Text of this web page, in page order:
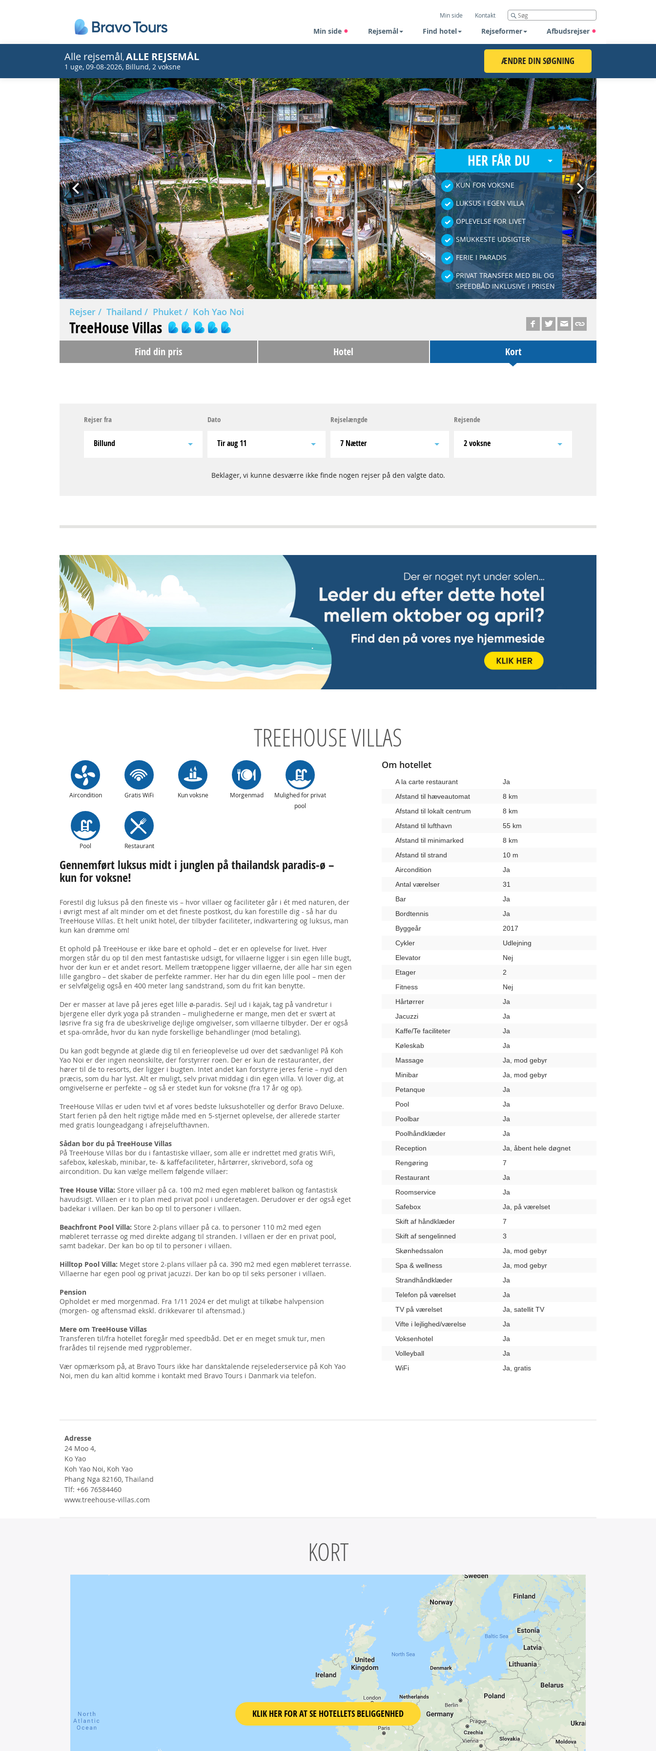
Min side Kontakt
Min side Rejsemål Find hotel Rejseformer Afbudsrejser
Alle rejsemål, ALLE REJSEMÅL
1 uge, 09-08-2026, Billund, 2 voksne ÆNDRE DIN SØGNING
HER FÅR DU
KUN FOR VOKSNE
LUKSUS I EGEN VILLA
OPLEVELSE FOR LIVET
SMUKKESTE UDSIGTER
FERIE I PARADIS
PRIVAT TRANSFER MED BIL OG
SPEEDBÅD INKLUSIVE I PRISEN
Prev Next
Rejser Thailand Phuket Koh Yao Noi
TreeHouse Villas
Find din pris Hotel Kort
Rejser fra
Billund
Dato
tir aug 11
Rejselængde
7 Nætter
Rejsende
2 voksne
Beklager, vi kunne desværre ikke finde nogen rejser på den valgte dato.
TREEHOUSE VILLAS
Aircondition Gratis WiFi Kun voksne Morgenmad
Mulighed for privat
pool
Pool Restaurant
Gennemført luksus midt i junglen på thailandsk paradis-ø –
kun for voksne!
Forestil dig luksus på den fineste vis – hvor villaer og faciliteter går i ét med naturen, der
i øvrigt mest af alt minder om et det fineste postkost, du kan forestille dig - så har du
TreeHouse Villas. Et helt unikt hotel, der tilbyder faciliteter, indkvartering og luksus, man
kun kan drømme om!
Et ophold på TreeHouse er ikke bare et ophold – det er en oplevelse for livet. Hver
morgen står du op til den mest fantastiske udsigt, for villaerne ligger i sin egen lille bugt,
hvor der kun er et andet resort. Mellem trætoppene ligger villaerne, der alle har sin egen
lille gangbro – det skaber de perfekte rammer. Her har du din egen lille pool – men der
er selvfølgelig også en 400 meter lang sandstrand, som du frit kan benytte.
Der er masser at lave på jeres eget lille ø-paradis. Sejl ud i kajak, tag på vandretur i
bjergene eller dyrk yoga på stranden – mulighederne er mange, men det er svært at
løsrive fra sig fra de ubeskrivelige dejlige omgivelser, som villaerne tilbyder. Der er også
et spa-område, hvor du kan nyde forskellige behandlinger (mod betaling).
Du kan godt begynde at glæde dig til en ferieoplevelse ud over det sædvanlige! På Koh
Yao Noi er der ingen neonskilte, der forstyrrer roen. Der er kun de restauranter, der
hører til de to resorts, der ligger i bugten. Intet andet kan forstyrre jeres ferie – nyd den
præcis, som du har lyst. Alt er muligt, selv privat middag i din egen villa. Vi lover dig, at
omgivelserne er perfekte – og så er stedet kun for voksne (fra 17 år og op).
TreeHouse Villas er uden tvivl et af vores bedste luksushoteller og derfor Bravo Deluxe.
Start ferien på den helt rigtige måde med en 5-stjernet oplevelse, der allerede starter
med gratis loungeadgang i afrejselufthavnen.
Sådan bor du på TreeHouse Villas
På TreeHouse Villas bor du i fantastiske villaer, som alle er indrettet med gratis WiFi,
safebox, køleskab, minibar, te- & kaffefaciliteter, hårtørrer, skrivebord, sofa og
aircondition. Du kan vælge mellem følgende villaer:
Tree House Villa: Store villaer på ca. 100 m2 med egen møbleret balkon og fantastisk
havudsigt. Villaen er i to plan med privat pool i underetagen. Derudover er der også eget
badekar i villaen. Der kan bo op til to personer i villaen.
Beachfront Pool Villa: Store 2-plans villaer på ca. to personer 110 m2 med egen
møbleret terrasse og med direkte adgang til stranden. I villaen er der en privat pool,
samt badekar. Der kan bo op til to personer i villaen.
Hilltop Pool Villa: Meget store 2-plans villaer på ca. 390 m2 med egen møbleret terrasse.
Villaerne har egen pool og privat jacuzzi. Der kan bo op til seks personer i villaen.
Pension
Opholdet er med morgenmad. Fra 1/11 2024 er det muligt at tilkøbe halvpension
(morgen- og aftensmad ekskl. drikkevarer til aftensmad.)
Mere om TreeHouse Villas
Transferen til/fra hotellet foregår med speedbåd. Det er en meget smuk tur, men
frarådes til rejsende med rygproblemer.
Vær opmærksom på, at Bravo Tours ikke har dansktalende rejselederservice på Koh Yao
Noi, men du kan altid komme i kontakt med Bravo Tours i Danmark via telefon.
Om hotellet
A la carte restaurant
Ja
Afstand til hæveautomat
8 km
Afstand til lokalt centrum
8 km
Afstand til lufthavn
55 km
Afstand til minimarked
8 km
Afstand til strand
10 m
Aircondition
Ja
Antal værelser
31
Bar
Ja
Bordtennis
Ja
Byggeår
2017
Cykler
Udlejning
Elevator
Nej
Etager
2
Fitness
Nej
Hårtørrer
Ja
Jacuzzi
Ja
Kaffe/Te faciliteter
Ja
Køleskab
Ja
Massage
Ja, mod gebyr
Minibar
Ja, mod gebyr
Petanque
Ja
Pool
Ja
Poolbar
Ja
Poolhåndklæder
Ja
Reception
Ja, åbent hele døgnet
Rengøring
7
Restaurant
Ja
Roomservice
Ja
Safebox
Ja, på værelset
Skift af håndklæder
7
Skift af sengelinned
3
Skønhedssalon
Ja, mod gebyr
Spa & wellness
Ja, mod gebyr
Strandhåndklæder
Ja
Telefon på værelset
Ja
TV på værelset
Ja, satellit TV
Vifte i lejlighed/værelse
Ja
Voksenhotel
Ja
Volleyball
Ja
WiFi
Ja, gratis
Adresse
24 Moo 4,
Ko Yao
Koh Yao Noi, Koh Yao
Phang Nga 82160, Thailand
Tlf: +66 76584460
www.treehouse-villas.com
KORT
KLIK HER FOR AT SE HOTELLETS BELIGGENHED